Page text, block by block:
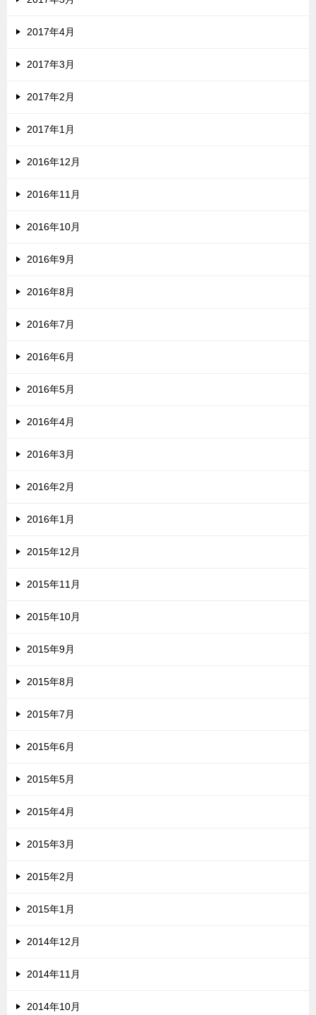
2017年4月
2017年3月
2017年2月
2017年1月
2016年12月
2016年11月
2016年10月
2016年9月
2016年8月
2016年7月
2016年6月
2016年5月
2016年4月
2016年3月
2016年2月
2016年1月
2015年12月
2015年11月
2015年10月
2015年9月
2015年8月
2015年7月
2015年6月
2015年5月
2015年4月
2015年3月
2015年2月
2015年1月
2014年12月
2014年11月
2014年10月